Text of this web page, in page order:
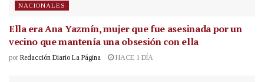
NACIONALES
Ella era Ana Yazmín, mujer que fue asesinada por un
vecino que mantenía una obsesión con ella
por Redacción Diario La Página HACE 1 DÍA